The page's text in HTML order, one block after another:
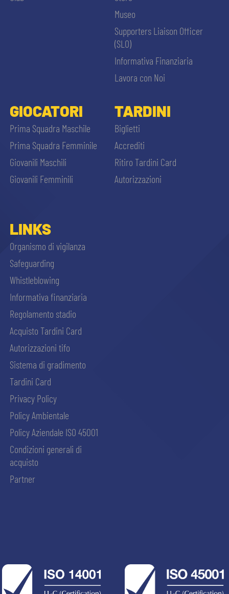
Museo
Supporters Liaison Officer
(SLO)
Informativa Finanziaria
Lavora con Noi
GIOCATORI
Prima Squadra Maschile
Prima Squadra Femminile
Giovanili Maschili
Giovanili Femminili
TARDINI
Biglietti
Accrediti
Ritiro Tardini Card
Autorizzazioni
LINKS
Organismo di vigilanza
Safeguarding
Whistleblowing
Informativa finanziaria
Regolamento stadio
Acquisto Tardini Card
Autorizzazioni tifo
Sistema di gradimento
Tardini Card
Privacy Policy
Policy Ambientale
Policy Aziendale ISO 45001
Condizioni generali di
acquisto
Partner